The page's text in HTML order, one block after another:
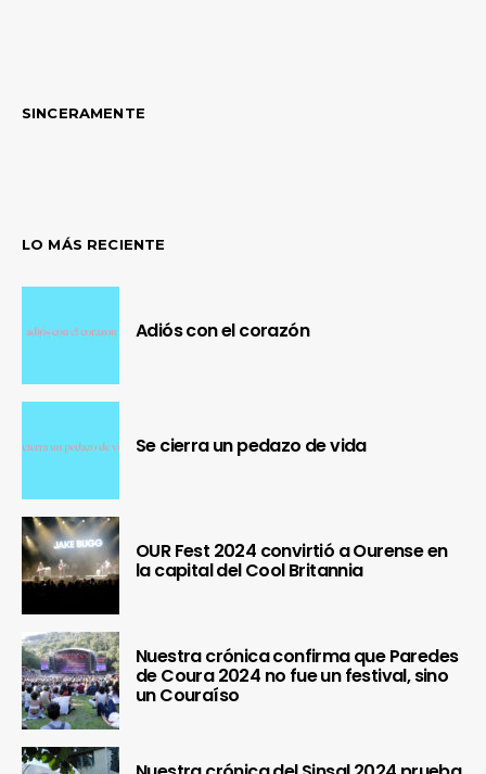
SINCERAMENTE
LO MÁS RECIENTE
Adiós con el corazón
Se cierra un pedazo de vida
OUR Fest 2024 convirtió a Ourense en
la capital del Cool Britannia
Nuestra crónica confirma que Paredes
de Coura 2024 no fue un festival, sino
un Couraíso